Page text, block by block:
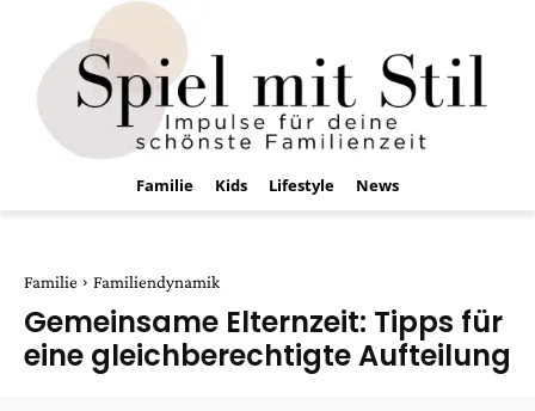
Familie Kids Lifestyle News
Familie Familiendynamik
Gemeinsame Elternzeit: Tipps für
eine gleichberechtigte Aufteilung